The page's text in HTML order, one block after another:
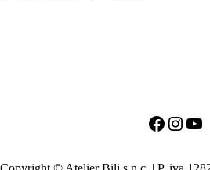
Facebook